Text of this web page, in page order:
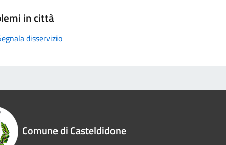
in città
disservizio
Comune di Casteldidone